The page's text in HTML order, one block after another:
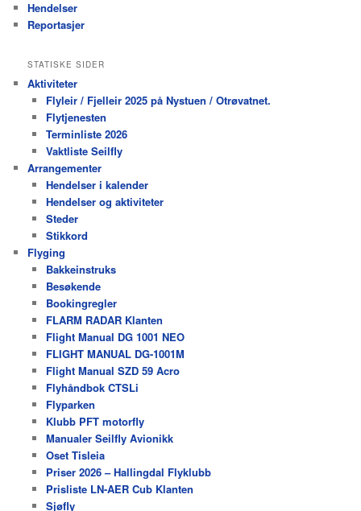
Hendelser
Reportasjer
STATISKE SIDER
Aktiviteter
Flyleir / Fjelleir 2025 på Nystuen / Otrøvatnet.
Flytjenesten
Terminliste 2026
Vaktliste Seilfly
Arrangementer
Hendelser i kalender
Hendelser og aktiviteter
Steder
Stikkord
Flyging
Bakkeinstruks
Besøkende
Bookingregler
FLARM RADAR Klanten
Flight Manual DG 1001 NEO
FLIGHT MANUAL DG-1001M
Flight Manual SZD 59 Acro
Flyhåndbok CTSLi
Flyparken
Klubb PFT motorfly
Manualer Seilfly Avionikk
Oset Tisleia
Priser 2026 – Hallingdal Flyklubb
Prisliste LN-AER Cub Klanten
Sjøfly